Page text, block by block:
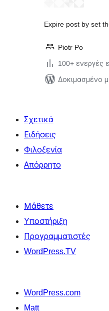
Expire post by set
Piotr Po
100+ ενεργές
Δοκιμασμένο
Σχετικά
Ειδήσεις
Φιλοξενία
Απόρρητο
Μάθετε
Υποστήριξη
Προγραμματιστές
WordPress.TV
WordPress.com
Matt